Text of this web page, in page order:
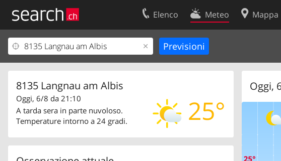
Elenco Meteo Mappa
8135 Langnau am Albis
25°
Oggi, 6/8 da 21:10
A tarda sera in parte nuvoloso.
Temperature intorno a 24 gradi.
Oggi,
Il vostro profolio
Area clienti
Contatti
Condizioni d’uso